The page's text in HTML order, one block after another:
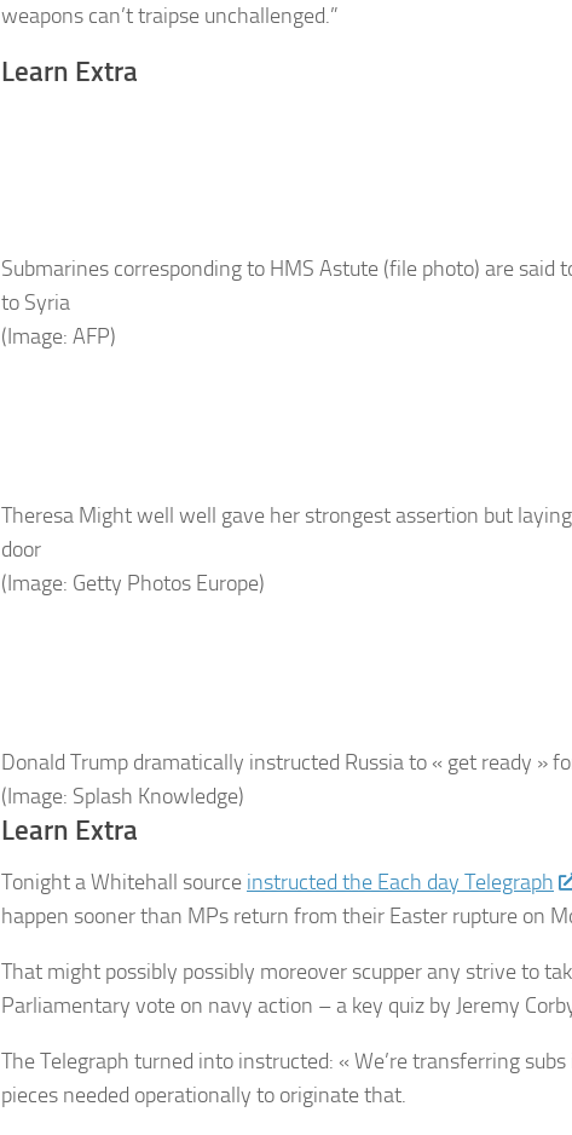
weapons can’t traipse ­unchallenged.”
Learn Extra
Submarines corresponding to HMS Astute (file photo) are said
to Syria
(Image: AFP)
Theresa Might well well gave her strongest assertion but
door
(Image: Getty Photos Europe)
Donald Trump dramatically instructed Russia to « get ready »
(Image: Splash Knowledge)
Learn Extra
Tonight a Whitehall source instructed the Each day Telegraph
happen sooner than MPs return from their Easter rupture on
That might possibly possibly moreover scupper any strive to
Parliamentary vote on navy action – a key quiz by Jeremy
The Telegraph turned into instructed: « We’re transferring
pieces needed operationally to originate that.